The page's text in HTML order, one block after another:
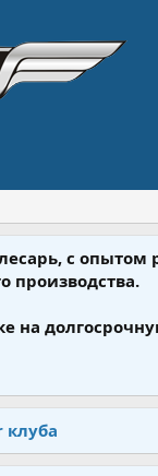
с
производства.
на
клуба